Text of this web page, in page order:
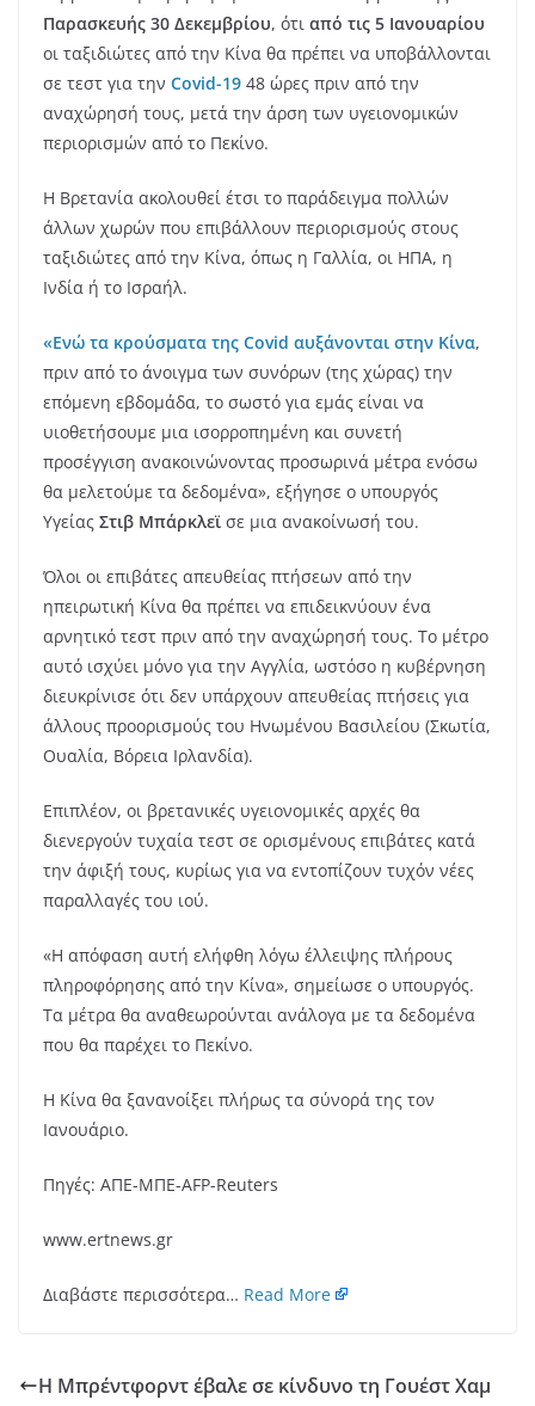
Παρασκευής 30 Δεκεμβρίου, ότι από τις 5 Ιανουαρίου
οι ταξιδιώτες από την Κίνα θα πρέπει να υποβάλλονται
σε τεστ για την Covid-19 48 ώρες πριν από την
αναχώρησή τους, μετά την άρση των υγειονομικών
περιορισμών από το Πεκίνο.
Η Βρετανία ακολουθεί έτσι το παράδειγμα πολλών
άλλων χωρών που επιβάλλουν περιορισμούς στους
ταξιδιώτες από την Κίνα, όπως η Γαλλία, οι ΗΠΑ, η
Ινδία ή το Ισραήλ.
«Ενώ τα κρούσματα της Covid αυξάνονται στην Κίνα,
πριν από το άνοιγμα των συνόρων (της χώρας) την
επόμενη εβδομάδα, το σωστό για εμάς είναι να
υιοθετήσουμε μια ισορροπημένη και συνετή
προσέγγιση ανακοινώνοντας προσωρινά μέτρα ενόσω
θα μελετούμε τα δεδομένα», εξήγησε ο υπουργός
Υγείας Στιβ Μπάρκλεϊ σε μια ανακοίνωσή του.
Όλοι οι επιβάτες απευθείας πτήσεων από την
ηπειρωτική Κίνα θα πρέπει να επιδεικνύουν ένα
αρνητικό τεστ πριν από την αναχώρησή τους. Το μέτρο
αυτό ισχύει μόνο για την Αγγλία, ωστόσο η κυβέρνηση
διευκρίνισε ότι δεν υπάρχουν απευθείας πτήσεις για
άλλους προορισμούς του Ηνωμένου Βασιλείου (Σκωτία,
Ουαλία, Βόρεια Ιρλανδία).
Επιπλέον, οι βρετανικές υγειονομικές αρχές θα
διενεργούν τυχαία τεστ σε ορισμένους επιβάτες κατά
την άφιξή τους, κυρίως για να εντοπίζουν τυχόν νέες
παραλλαγές του ιού.
«Η απόφαση αυτή ελήφθη λόγω έλλειψης πλήρους
πληροφόρησης από την Κίνα», σημείωσε ο υπουργός.
Τα μέτρα θα αναθεωρούνται ανάλογα με τα δεδομένα
που θα παρέχει το Πεκίνο.
Η Κίνα θα ξανανοίξει πλήρως τα σύνορά της τον
Ιανουάριο.
Πηγές: ΑΠΕ-ΜΠΕ-AFP-Reuters
www.ertnews.gr
Διαβάστε περισσότερα… Read More
Η Μπρέντφορντ έβαλε σε κίνδυνο τη Γουέστ Χαμ